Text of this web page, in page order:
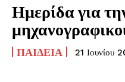
Ημερίδα για
ΠΑΙΔΕΊΑ 21 Ιουνίου